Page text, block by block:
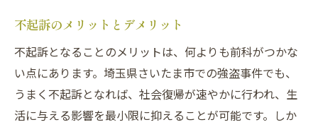
不起訴のメリットとデメリット
不起訴となることのメリットは、何よりも前科がつかな
い点にあります。埼玉県さいたま市での強盗事件でも、
うまく不起訴となれば、社会復帰が速やかに行われ、生
活に与える影響を最小限に抑えることが可能です。しか